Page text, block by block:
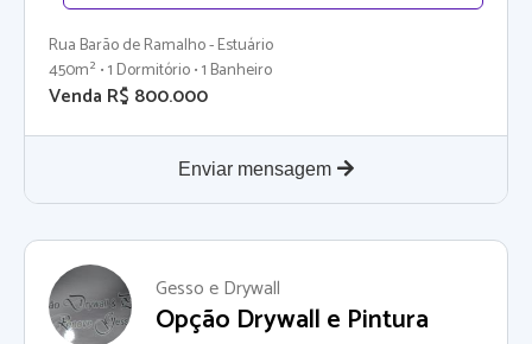
Rua Barão de Ramalho - Estuário
450m² • 1 Dormitório • 1 Banheiro
Venda R$ 800.000
Enviar mensagem
Gesso e Drywall
Opção Drywall e Pintura